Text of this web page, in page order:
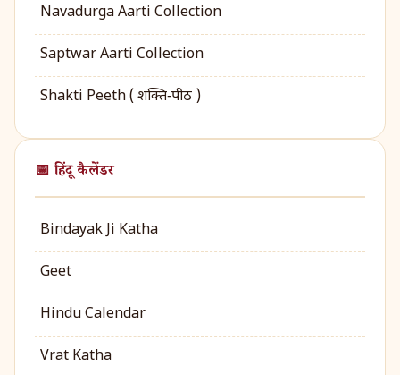
Navadurga Aarti Collection
Saptwar Aarti Collection
Shakti Peeth ( शक्ति‑पीठ )
📅 हिंदू कैलेंडर
Bindayak Ji Katha
Geet
Hindu Calendar
Vrat Katha